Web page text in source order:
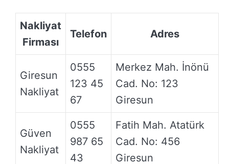
Nakliyat
Firması
Telefon Adres
Giresun
Nakliyat
0555
123 45
67
Merkez Mah. İnönü
Cad. No: 123
Giresun
Güven
Nakliyat
0555
987 65
43
Fatih Mah. Atatürk
Cad. No: 456
Giresun